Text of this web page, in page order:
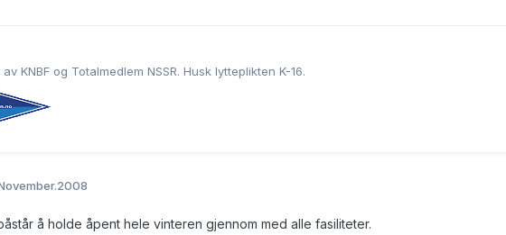
KNBF og Totalmedlem NSSR. Husk lytteplikten K-16.
å holde åpent hele vinteren gjennom med alle fasiliteter.